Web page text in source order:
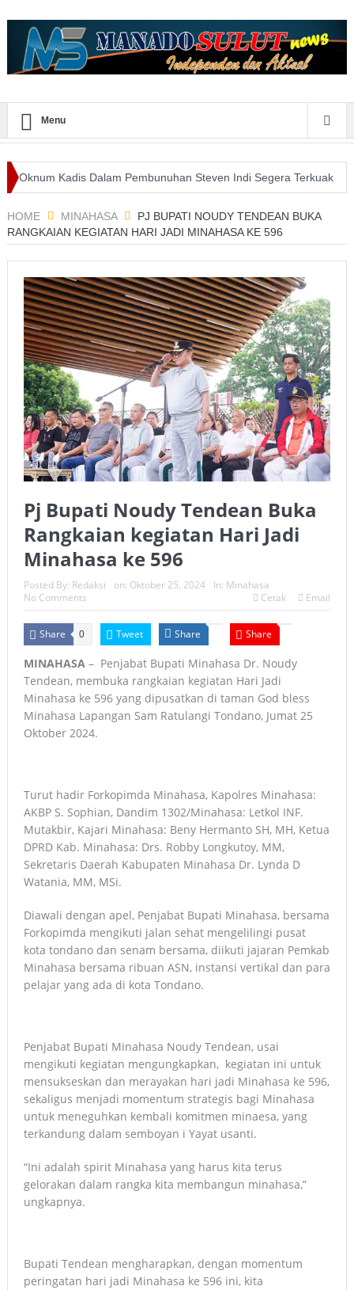
Menu
Dalam Pembunuhan Steven Indi Segera Terkuak Wali Kota
HOME MINAHASA
PJ BUPATI NOUDY TENDEAN BUKA
RANGKAIAN KEGIATAN HARI JADI MINAHASA KE 596
Pj Bupati Noudy Tendean Buka
Rangkaian kegiatan Hari Jadi
Minahasa ke 596
Posted By: Redaksi on: Oktober 25, 2024 In: Minahasa
No Comments
Cetak Email
Share 0 Tweet Share Share
MINAHASA – Penjabat Bupati Minahasa Dr. Noudy
Tendean, membuka rangkaian kegiatan Hari Jadi
Minahasa ke 596 yang dipusatkan di taman God bless
Minahasa Lapangan Sam Ratulangi Tondano, Jumat 25
Oktober 2024.
Turut hadir Forkopimda Minahasa, Kapolres Minahasa:
AKBP S. Sophian, Dandim 1302/Minahasa: Letkol INF.
Mutakbir, Kajari Minahasa: Beny Hermanto SH, MH, Ketua
DPRD Kab. Minahasa: Drs. Robby Longkutoy, MM,
Sekretaris Daerah Kabupaten Minahasa Dr. Lynda D
Watania, MM, MSi.
Diawali dengan apel, Penjabat Bupati Minahasa, bersama
Forkopimda mengikuti jalan sehat mengelilingi pusat
kota tondano dan senam bersama, diikuti jajaran Pemkab
Minahasa bersama ribuan ASN, instansi vertikal dan para
pelajar yang ada di kota Tondano.
Penjabat Bupati Minahasa Noudy Tendean, usai
mengikuti kegiatan mengungkapkan, kegiatan ini untuk
mensukseskan dan merayakan hari jadi Minahasa ke 596,
sekaligus menjadi momentum strategis bagi Minahasa
untuk meneguhkan kembali komitmen minaesa, yang
terkandung dalam semboyan i Yayat usanti.
“Ini adalah spirit Minahasa yang harus kita terus
gelorakan dalam rangka kita membangun minahasa,”
ungkapnya.
Bupati Tendean mengharapkan, dengan momentum
peringatan hari jadi Minahasa ke 596 ini, kita